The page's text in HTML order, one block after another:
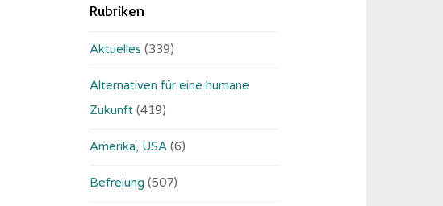
Rubriken
Aktuelles (339)
Alternativen für eine humane
Zukunft (419)
Amerika, USA (6)
Befreiung (507)